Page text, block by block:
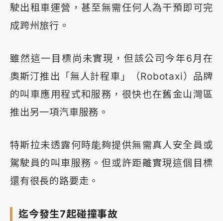
駛出租車運營，甚至無需任何人為干預即可完
成跨州旅行。
雖然這一目標尚未實現，但該公司今年6月在
奧斯汀推出「無人計程車」（Robotaxi）品牌
的叫車應用程式和服務，很快也在舊金山灣區
推出另一項汽車服務。
特斯拉未透露何時能夠提供無需真人安全員或
駕駛員的叫車服務。但或許距離實現這個目標
還有很長的路要走。
迄今發生7起碰撞事故